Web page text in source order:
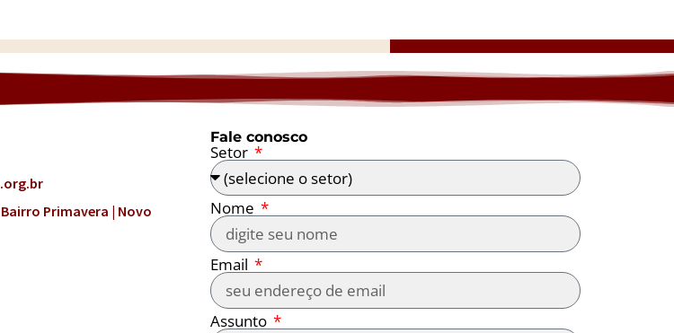
Bairro Primavera | Novo
Fale conosco
Setor
Nome
Email
Assunto